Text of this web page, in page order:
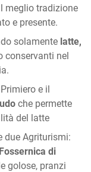
meglio tradizione
e presente.
solamente latte,
conservanti nel
e il
che permette
del latte
due Agriturismi:
di
golose, pranzi